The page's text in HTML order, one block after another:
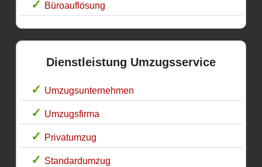
Büroauflösung
Dienstleistung Umzugsservice
Umzugsunternehmen
Umzugsfirma
Privatumzug
Standardumzug